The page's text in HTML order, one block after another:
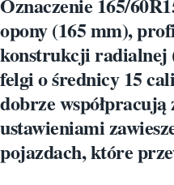
opony (165 mm),
konstrukcji radialnej
felgi o średnicy 15
dobrze
ustawieniami
pojazdach, które